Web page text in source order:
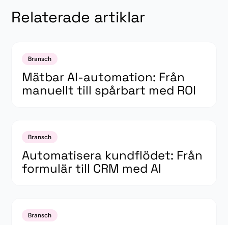
Relaterade artiklar
Bransch
Mätbar AI-automation: Från
manuellt till spårbart med ROI
Bransch
Automatisera kundflödet: Från
formulär till CRM med AI
Bransch